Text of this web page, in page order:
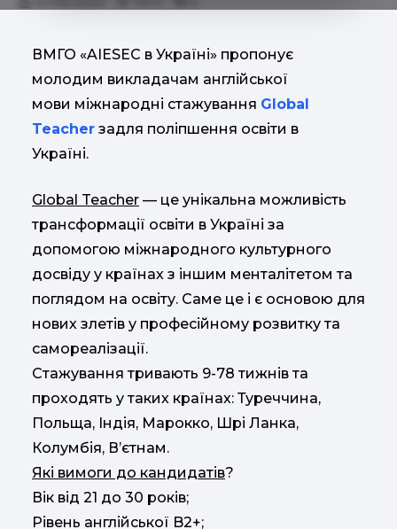
ВМГО «AIESEC в Україні» пропонує
молодим викладачам англійської
мови міжнародні стажування Global
Teacher задля поліпшення освіти в
Україні.
Global Teacher — це унікальна можливість
трансформації освіти в Україні за
допомогою міжнародного культурного
досвіду у країнах з іншим менталітетом та
поглядом на освіту. Саме це і є основою для
нових злетів у професійному розвитку та
самореалізації.
Стажування тривають 9-78 тижнів та
проходять у таких країнах: Туреччина,
Польща, Індія, Марокко, Шрі Ланка,
Колумбія, Вʼєтнам.
Які вимоги до кандидатів?
Вік від 21 до 30 років;
Рівень англійської B2+;